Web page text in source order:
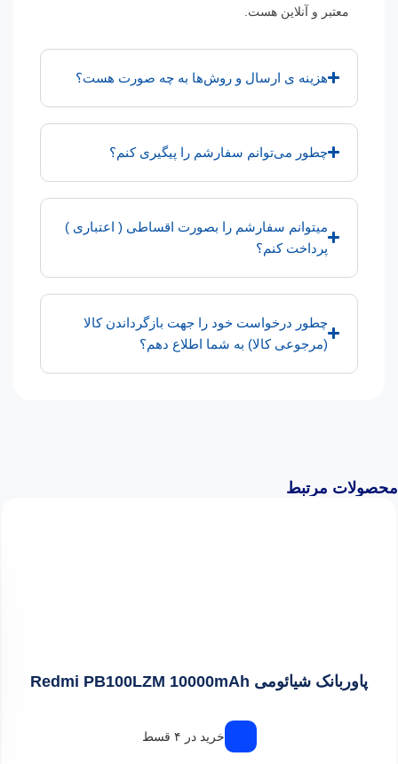
معتبر و آنلاین هست.
هزینه ی ارسال و روش‌ها به چه صورت هست؟
چطور می‌توانم سفارشم را پیگیری کنم؟
میتوانم سفارشم را بصورت اقساطی ( اعتباری )
پرداخت کنم؟
چطور درخواست خود را جهت بازگرداندن کالا
(مرجوعی کالا) به شما اطلاع دهم؟
محصولات مرتبط
پاوربانک شیائومی Redmi PB100LZM 10000mAh
خرید در ۴ قسط